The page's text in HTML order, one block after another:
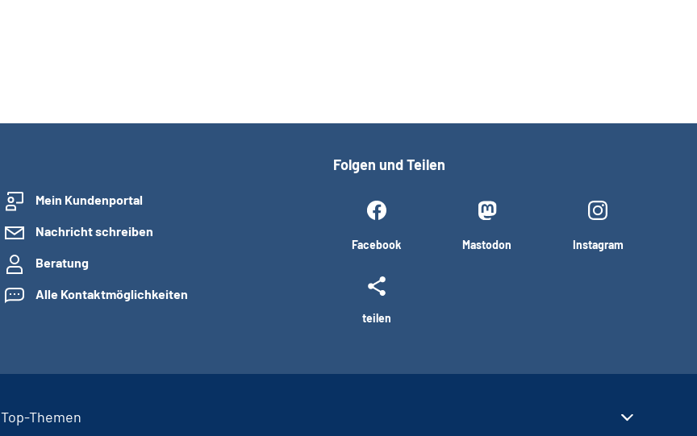
Mein Kundenportal
Nachricht schreiben
Beratung
Alle Kontaktmöglichkeiten
Folgen und Teilen
Facebook Mastodon Instagram
teilen
Top-Themen